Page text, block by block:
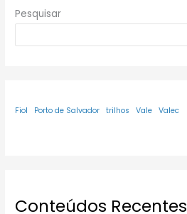
Pesquisar
Fiol Porto de Salvador trilhos Vale Valec
Conteúdos Recentes